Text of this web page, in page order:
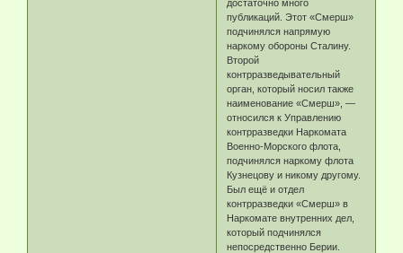
достаточно много
публикаций. Этот «Смерш»
подчинялся напрямую
наркому обороны Сталину.
Второй
контрразведывательный
орган, который носил также
наименование «Смерш», —
относился к Управлению
контрразведки Наркомата
Военно-Морского флота,
подчинялся наркому флота
Кузнецову и никому другому.
Был ещё и отдел
контрразведки «Смерш» в
Наркомате внутренних дел,
который подчинялся
непосредственно Берии.